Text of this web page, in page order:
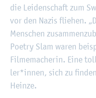
die Lei­den­schaft zum
vor den Nazis flie­hen.
Men­schen
Poe­try Slam waren
Fil­me­ma­che­rin. Eine
ler*innen, sich zu
Hein­ze.